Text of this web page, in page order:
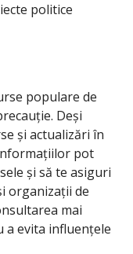
politice
populare de
Deși
și actualizări în
pot
și să te asiguri
organizații de
mai
a evita influențele